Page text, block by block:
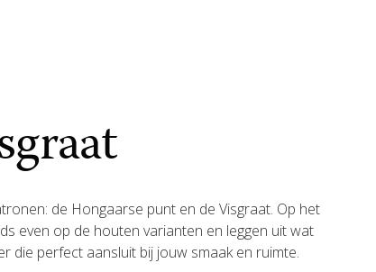
de Hongaarse punt en de Visgraat. Op het
even op de houten varianten en leggen uit wat
die perfect aansluit bij jouw smaak en ruimte.